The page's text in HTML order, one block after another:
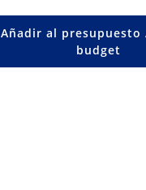
Añadir al presupuesto
budget